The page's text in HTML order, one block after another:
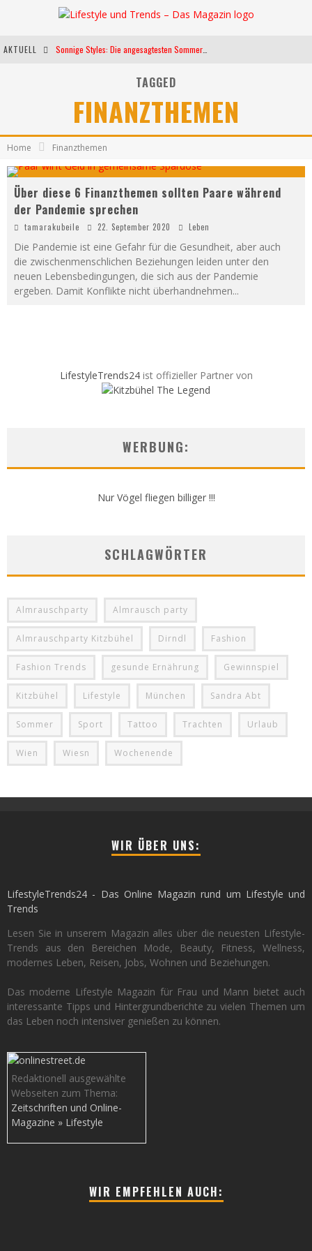
AKTUELL
Weltfrauentag - Eine Feier der Weiblichkeit
Kann unsere Ernährung das biologische Altern verlangsamen?
TAGGED
FINANZTHEMEN
Home Finanzthemen
Über diese 6 Finanzthemen sollten Paare während
der Pandemie sprechen
tamarakubeile 22. September 2020 Leben
Die Pandemie ist eine Gefahr für die Gesundheit, aber auch
die zwischenmenschlichen Beziehungen leiden unter den
neuen Lebensbedingungen, die sich aus der Pandemie
ergeben. Damit Konflikte nicht überhandnehmen...
LifestyleTrends24ist offizieller Partner von
WERBUNG:
Nur Vögel fliegen billiger !!!
SCHLAGWÖRTER
Almrauschparty Almrausch party
Almrauschparty Kitzbühel Dirndl Fashion
Fashion Trends gesunde Ernährung Gewinnspiel
Kitzbühel Lifestyle München Sandra Abt
Sommer Sport Tattoo Trachten Urlaub
Wien Wiesn Wochenende
WIR ÜBER UNS:
LifestyleTrends24 - Das Online Magazin rund um Lifestyle und
Trends
Lesen Sie in unserem Magazin alles über die neuesten Lifestyle-
Trends aus den Bereichen Mode, Beauty, Fitness, Wellness,
modernes Leben, Reisen, Jobs, Wohnen und Beziehungen.
Das moderne Lifestyle Magazin für Frau und Mann bietet auch
interessante Tipps und Hintergrundberichte zu vielen Themen um
das Leben noch intensiver genießen zu können.
Redaktionell ausgewählte
Webseiten zum Thema:
Zeitschriften und Online-
Magazine » Lifestyle
WIR EMPFEHLEN AUCH: